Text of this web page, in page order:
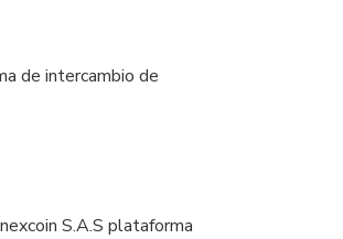
de intercambio de
S.A.S plataforma